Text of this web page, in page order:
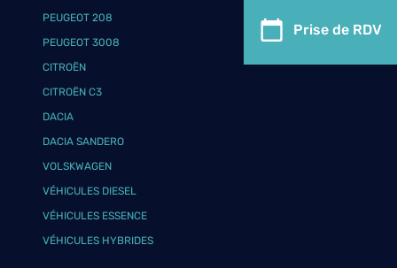
Prise de RDV
PEUGEOT 208
PEUGEOT 3008
CITROËN
CITROËN C3
DACIA
DACIA SANDERO
VOLSKWAGEN
VÉHICULES DIESEL
VÉHICULES ESSENCE
VÉHICULES HYBRIDES